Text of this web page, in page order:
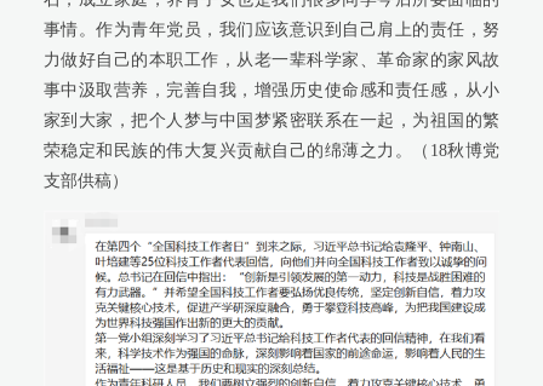
事情。作为青年党员，我们应该意识到自己肩上的责任，努
力做好自己的本职工作，从老一辈科学家、革命家的家风故
事中汲取营养，完善自我，增强历史使命感和责任感，从小
家到大家，把个人梦与中国梦紧密联系在一起，为祖国的繁
荣稳定和民族的伟大复兴贡献自己的绵薄之力。（ 18秋博党
支部供稿）